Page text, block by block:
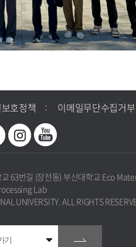
호정책 이메일무단수집거부
63번길 (장전동) 부산대학교 Eco
Lab
UNIVERSITY. ALL RIGHTS